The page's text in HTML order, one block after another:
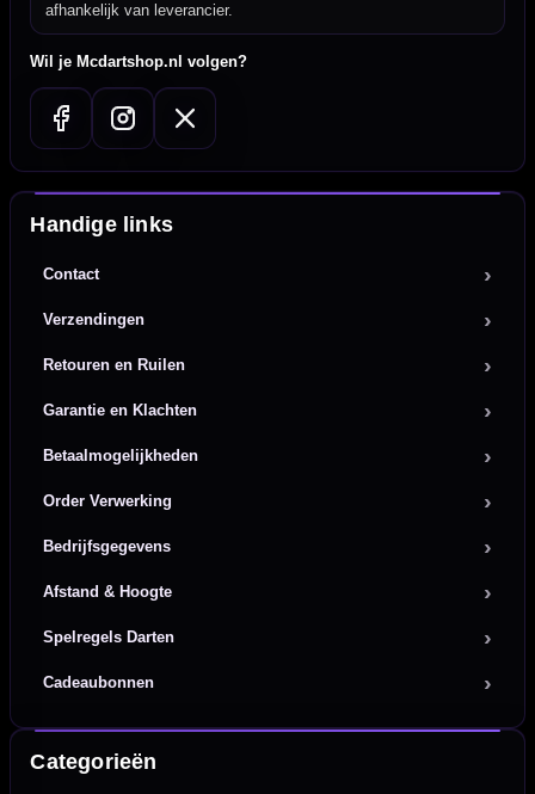
afhankelijk van leverancier.
Wil je Mcdartshop.nl volgen?
Handige links
Contact
Verzendingen
Retouren en Ruilen
Garantie en Klachten
Betaalmogelijkheden
Order Verwerking
Bedrijfsgegevens
Afstand & Hoogte
Spelregels Darten
Cadeaubonnen
Categorieën